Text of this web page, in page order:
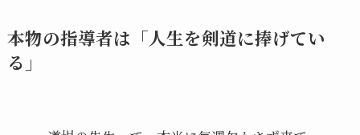
本物の指導者は「人生を剣道に捧げてい
る」